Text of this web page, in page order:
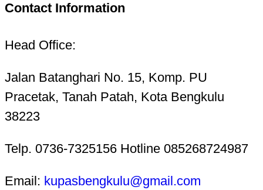
Contact Information
Head Office:
Jalan Batanghari No. 15, Komp. PU
Pracetak, Tanah Patah, Kota Bengkulu
38223
Telp. 0736-7325156 Hotline 085268724987
Email: kupasbengkulu@gmail.com